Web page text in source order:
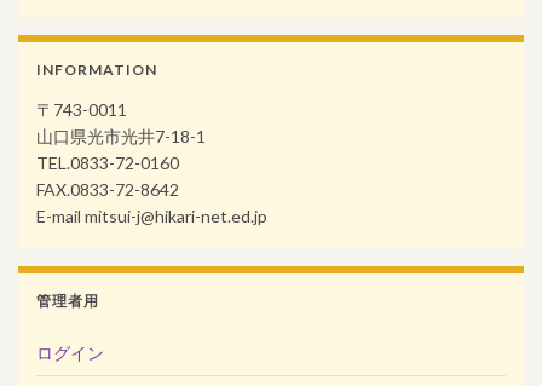
INFORMATION
〒743-0011
山口県光市光井7-18-1
TEL.0833-72-0160
FAX.0833-72-8642
E-mail mitsui-j@hikari-net.ed.jp
管理者用
ログイン